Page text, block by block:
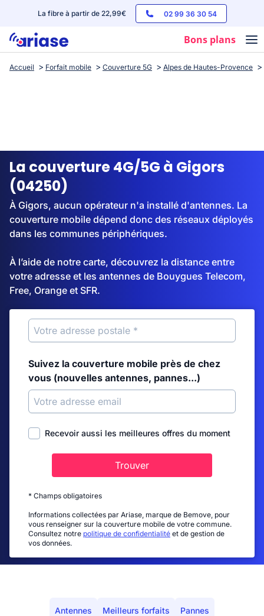
La fibre à partir de 22,99€ 02 99 36 30 54
Bons plans
Box internet
Streaming
Accueil Forfait mobile Couverture 5G Alpes de Hautes-Provence
La couverture 4G/5G à Gigors
(04250)
À Gigors, aucun opérateur n'a installé d'antennes. La
couverture mobile dépend donc des réseaux déployés
dans les communes périphériques.
À l’aide de notre carte, découvrez la distance entre
votre adresse et les antennes de Bouygues Telecom,
Free, Orange et SFR.
Suivez la couverture mobile près de chez
vous (nouvelles antennes, pannes...)
Recevoir aussi les meilleures offres du moment
Trouver
* Champs obligatoires
Informations collectées par Ariase, marque de Bemove, pour
vous renseigner sur la couverture mobile de votre commune.
Consultez notre politique de confidentialité et de gestion de
vos données.
Antennes Meilleurs forfaits Pannes